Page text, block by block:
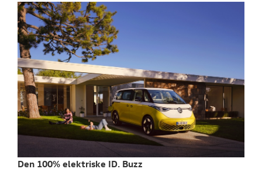
Den 100% elektriske ID. Buzz